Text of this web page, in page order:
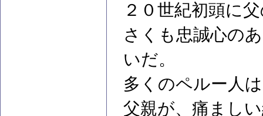
２０世紀初頭に
さくも忠誠心の
いだ。
多くのペルー人
父親が、痛まし